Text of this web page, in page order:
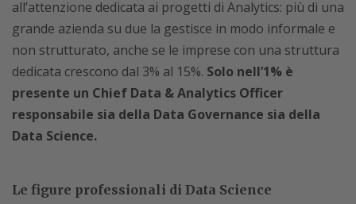
all’attenzione dedicata ai progetti di Analytics: più di una
grande azienda su due la gestisce in modo informale e
non strutturato, anche se le imprese con una struttura
dedicata crescono dal 3% al 15%. Solo nell’1% è
presente un Chief Data & Analytics Officer
responsabile sia della Data Governance sia della
Data Science.
Le figure professionali di Data Science